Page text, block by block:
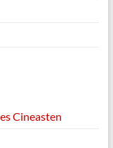
Cineasten